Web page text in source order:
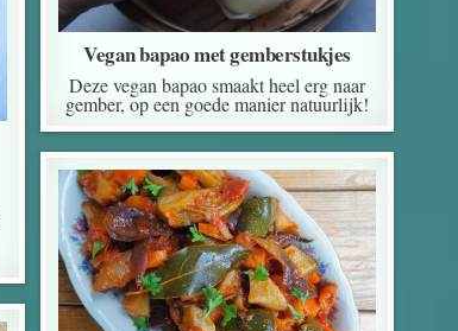
Vegan bapao met gemberstukjes
Deze vegan bapao smaakt heel erg naar
gember, op een goede manier natuurlijk!